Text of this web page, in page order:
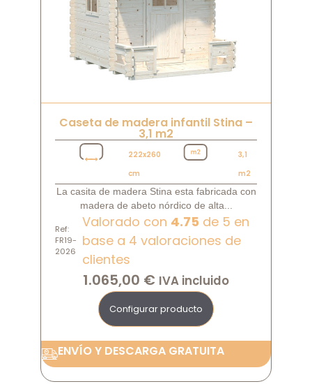
Caseta de madera infantil Stina –
3,1 m2
222x260
cm
3,1
m2
La casita de madera Stina esta fabricada con
madera de abeto nórdico de alta...
Ref:
FR19-
2026
Valorado con 4.75 de 5 en
base a 4 valoraciones de
clientes
1.065,00 € IVA incluido
Configurar producto
ENVÍO Y DESCARGA GRATUITA